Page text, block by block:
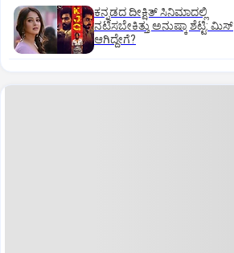
ಕನ್ನಡದ ದೀಕ್ಷಿತ್‌ ಸಿನಿಮಾದಲ್ಲಿ
ನಟಿಸಬೇಕಿತ್ತು ಅನುಷ್ಕಾ ಶೆಟ್ಟಿ: ಮಿಸ್‌
ಆಗಿದ್ದೇಗೆ?